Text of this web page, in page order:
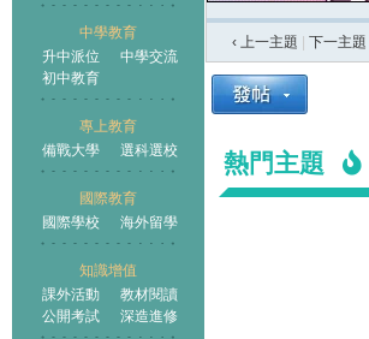
中學教育
升中派位
中學交流
初中教育
專上教育
備戰大學
選科選校
國際教育
國際學校
海外留學
知識增值
課外活動
教材閱讀
公開考試
深造進修
‹ 上一主題 下一主題
熱門主題